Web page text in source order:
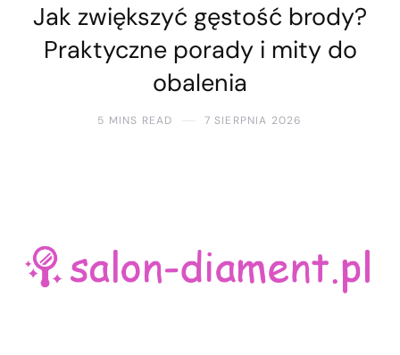
Jak zwiększyć gęstość brody?
Praktyczne porady i mity do
obalenia
5 MINS READ 7 SIERPNIA 2026